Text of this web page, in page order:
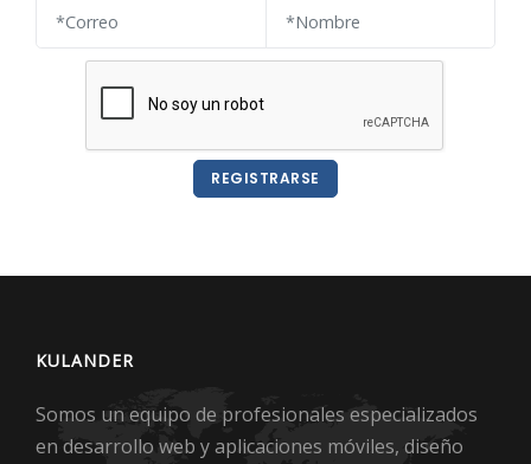
REGISTRARSE
KULANDER
Somos un equipo de profesionales especializados
en desarrollo web y aplicaciones móviles, diseño